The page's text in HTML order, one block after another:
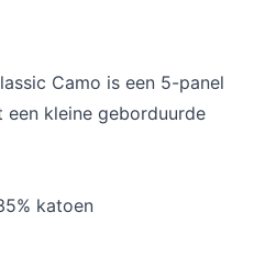
Camo is een 5-panel
kleine geborduurde
katoen